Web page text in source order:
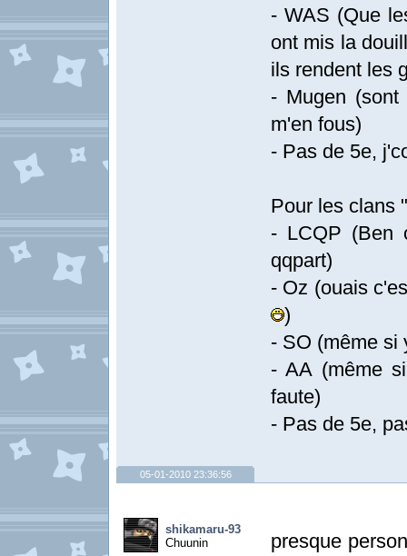
- WAS (Que
ont mis la
ils rendent les
- Mugen
m'en fous)
- Pas de 5e,
Pour les clans
- LCQP (Ben
qqpart)
- Oz (ouais
)
- SO (même si
- AA (même
faute)
- Pas de 5e,
05-01-2010 23:36:56
shikamaru-93
Chuunin
presque